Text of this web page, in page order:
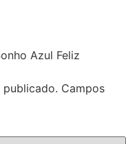
Azul Feliz
publicado. Campos